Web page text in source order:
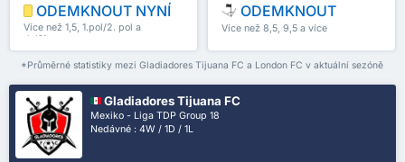
ODEMKNOUT NYNÍ
Více než 1,5, 1.pol/2. pol a
další
ODEMKNOUT
Více než 8,5, 9,5 a více
*Průměrné statistiky mezi Gladiadores Tijuana FC a London FC v aktuální sezóně
Gladiadores Tijuana FC
Mexiko - Liga TDP Group 18
Nedávné : 4W / 1D / 1L